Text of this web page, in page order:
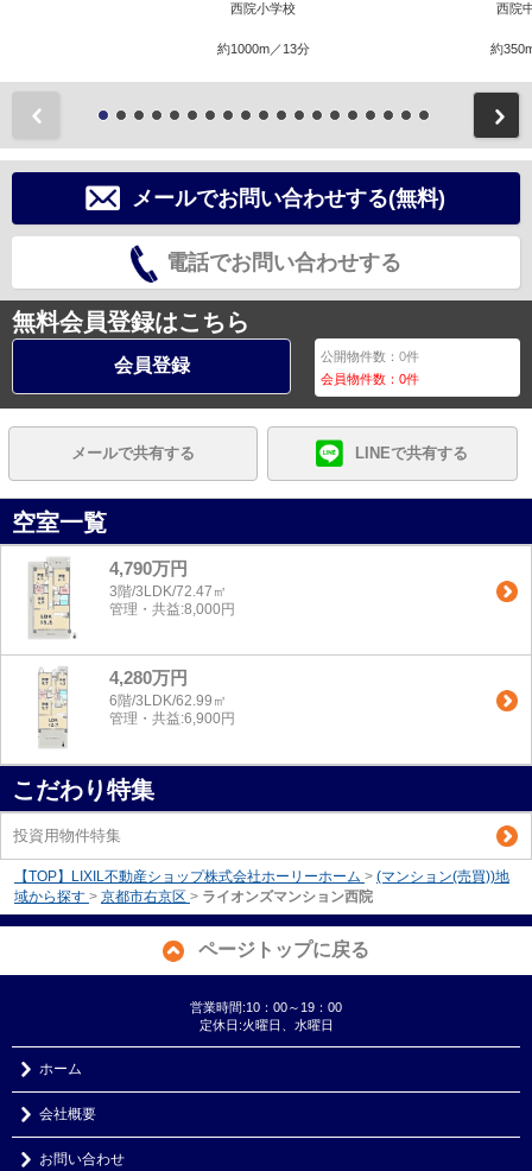
西院小学校
約1000m／13分
西院
約
メールでお問い合わせする(無料)
電話でお問い合わせする
無料会員登録はこちら
会員登録 公開物件数：0件
会員物件数：0件
メールで共有する LINEで共有する
空室一覧
4,790万円
3階/3LDK/72.47㎡
管理・共益:8,000円
4,280万円
6階/3LDK/62.99㎡
管理・共益:6,900円
こだわり特集
投資用物件特集
【TOP】LIXIL不動産ショップ株式会社ホーリーホーム > (マンション(売買))地
域から探す > 京都市右京区 > ライオンズマンション西院
ページトップに戻る
営業時間:10：00～19：00
定休日:火曜日、水曜日
ホーム
会社概要
お問い合わせ